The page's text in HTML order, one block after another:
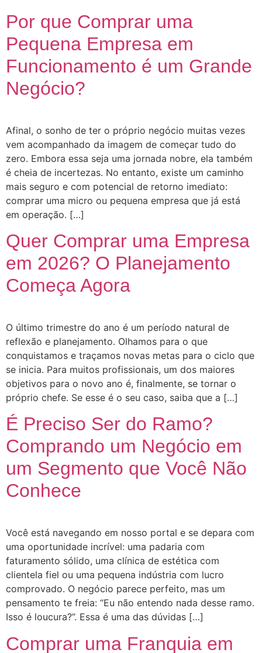
Por que Comprar uma
Pequena Empresa em
Funcionamento é um Grande
Negócio?
Afinal, o sonho de ter o próprio negócio muitas vezes
vem acompanhado da imagem de começar tudo do
zero. Embora essa seja uma jornada nobre, ela também
é cheia de incertezas. No entanto, existe um caminho
mais seguro e com potencial de retorno imediato:
comprar uma micro ou pequena empresa que já está
em operação. […]
Quer Comprar uma Empresa
em 2026? O Planejamento
Começa Agora
O último trimestre do ano é um período natural de
reflexão e planejamento. Olhamos para o que
conquistamos e traçamos novas metas para o ciclo que
se inicia. Para muitos profissionais, um dos maiores
objetivos para o novo ano é, finalmente, se tornar o
próprio chefe. Se esse é o seu caso, saiba que a […]
É Preciso Ser do Ramo?
Comprando um Negócio em
um Segmento que Você Não
Conhece
Você está navegando em nosso portal e se depara com
uma oportunidade incrível: uma padaria com
faturamento sólido, uma clínica de estética com
clientela fiel ou uma pequena indústria com lucro
comprovado. O negócio parece perfeito, mas um
pensamento te freia: “Eu não entendo nada desse ramo.
Isso é loucura?”. Essa é uma das dúvidas […]
Comprar uma Franquia em